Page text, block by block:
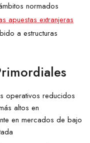
normados
apuestas extranjeras
a estructuras
operativos reducidos
altos en
en mercados de bajo